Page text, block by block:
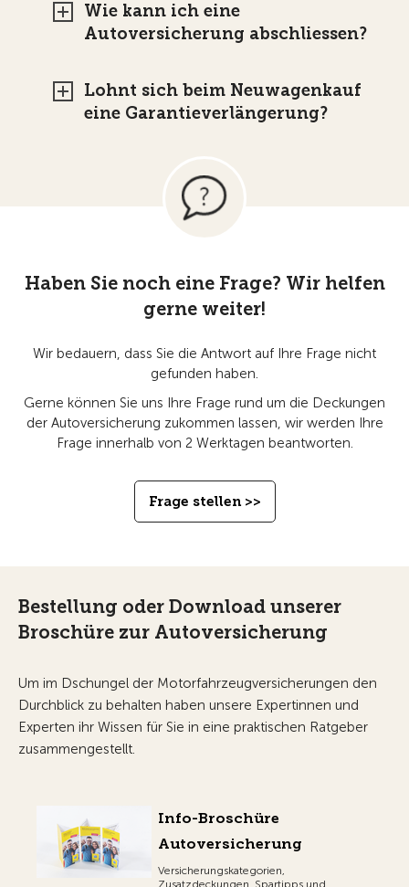
Wie kann ich eine
Autoversicherung abschliessen?
Lohnt sich beim Neuwagenkauf
eine Garantieverlängerung?
Haben Sie noch eine Frage? Wir helfen
gerne weiter!
Wir bedauern, dass Sie die Antwort auf Ihre Frage nicht
gefunden haben.
Gerne können Sie uns Ihre Frage rund um die Deckungen
der Autoversicherung zukommen lassen, wir werden Ihre
Frage innerhalb von 2 Werktagen beantworten.
Frage stellen >>
Bestellung oder Download unserer
Broschüre zur Autoversicherung
Um im Dschungel der Motorfahrzeugversicherungen den
Durchblick zu behalten haben unsere Expertinnen und
Experten ihr Wissen für Sie in eine praktischen Ratgeber
zusammengestellt.
Info-Broschüre
Autoversicherung
Versicherungskategorien,
Zusatzdeckungen, Spartipps und